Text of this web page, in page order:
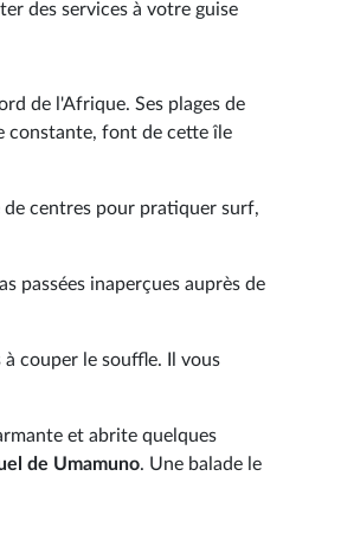
des services à votre guise
de l'Afrique. Ses plages de
constante, font de cette île
centres pour pratiquer surf,
passées inaperçues auprès de
couper le souffle. Il vous
et abrite quelques
de Umamuno. Une balade le